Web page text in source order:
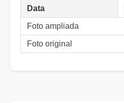
Data
Foto ampliada
Foto original